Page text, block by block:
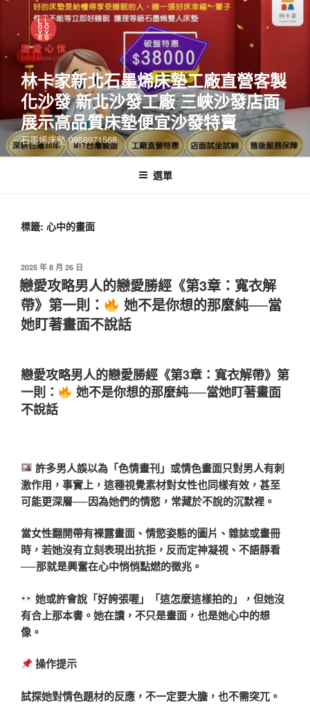
林卡家新北石墨烯床墊工廠直營客製
化沙發 新北沙發工廠 三峽沙發店面
展示高品質床墊便宜沙發特賣
石墨烯床墊 0958971568
選單
標籤: 心中的畫面
2025 年 8 月 26 日
戀愛攻略男人的戀愛勝經《第3章：寬衣解
帶》第一則：
她不是你想的那麼純──當
她盯著畫面不說話
戀愛攻略男人的戀愛勝經《第3章：寬衣解帶》第
一則：
她不是你想的那麼純──當她盯著畫面
不說話
許多男人誤以為「色情畫刊」或情色畫面只對男人有刺
激作用，事實上，這種視覺素材對女性也同樣有效，甚至
可能更深層──因為她們的情慾，常藏於不說的沉默裡。
當女性翻開帶有裸露畫面、情慾姿態的圖片、雜誌或畫冊
時，若她沒有立刻表現出抗拒，反而定神凝視、不語靜看
──那就是興奮在心中悄悄點燃的徵兆。
她或許會說「好誇張喔」「這怎麼這樣拍的」，但她沒
有合上那本書。她在讀，不只是畫面，也是她心中的想
像。
操作提示
試探她對情色題材的反應，不一定要大膽，也不需突兀。